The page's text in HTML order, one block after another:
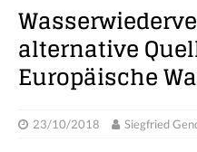
alternative
Europäische
23/10/2018 Siegfried